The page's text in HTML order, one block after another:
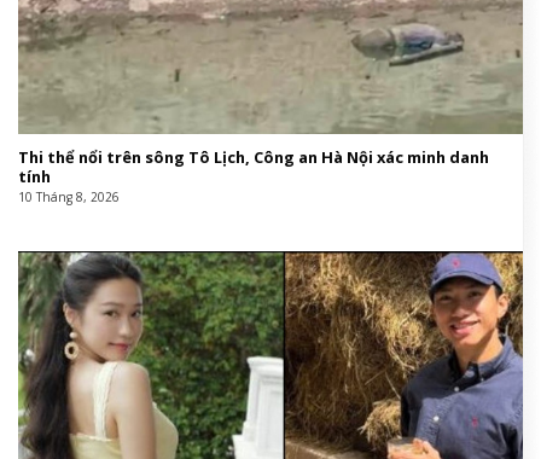
Thi thể nổi trên sông Tô Lịch, Công an Hà Nội xác minh danh
tính
10 Tháng 8, 2026